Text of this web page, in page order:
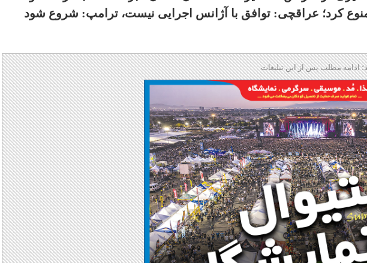
کرد؛ عراقچی: توافق با آژانس اجرایی نیست، ترامپ: شروع شود
ادامه مطلب پس از این تبلیغات